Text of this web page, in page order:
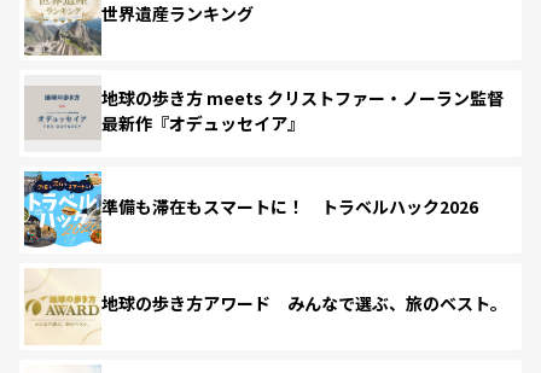
世界遺産ランキング
地球の歩き方 meets クリストファー・ノーラン監督
最新作『オデュッセイア』
準備も滞在もスマートに！ トラベルハック2026
地球の歩き方アワード みんなで選ぶ、旅のベスト。